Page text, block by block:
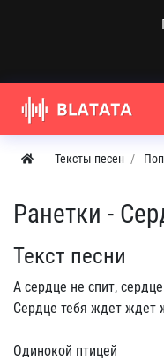
Тексты песен
Ранетки -
Текст песни
А сердце не спит,
Сердце тебя ждет ждет
Одинокой птицей